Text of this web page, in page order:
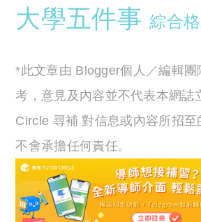
大學五件事 綜合
*此文章由 Blogger個人／編輯團
考，意見及內容並不代表本網誌
Circle 尋補 對信息或內容所招至
不會承擔任何責任。